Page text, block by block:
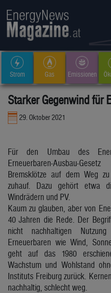
Strom Gas Emissionen
Starker Gegenwind für
29. Oktober 2021
Für den Umbau des
Erneuerbaren-Ausbau-
Bremsklötze auf dem Weg
zuhauf. Dazu gehört etwa
Windrädern und PV.
Kaum zu glauben, aber von
40 Jahren die Rede. Der
nicht nachhaltigen
Erneuerbaren wie Wind,
geht auf das 1980
Wachstum und Wohlstand
Instituts Freiburg zurück.
nachhaltig, schlecht weg.